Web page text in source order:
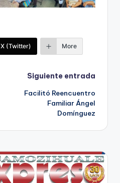
X (Twitter) More
Siguiente entrada
Facilitó Reencuentro
Familiar Ángel
Domínguez